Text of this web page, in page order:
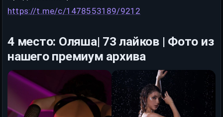
https://t.me/c/1478553189/9212
4 место: Оляша| 73 лайков | Фото из
нашего премиум архива